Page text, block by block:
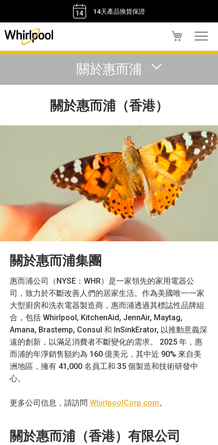
我的購物車
14天產品換貨保證
關於惠而浦
關於惠而浦（香港）
關於惠而浦集團
惠而浦公司（NYSE：WHR）是一家領先的家用電器公
司，致力於不斷改善人們的居家生活。作為美國唯一一家
大型廚房和洗衣電器製造商，惠而浦透過其標誌性品牌組
合，包括 Whirlpool, KitchenAid, JennAir, Maytag,
Amana, Brastemp, Consul 和 InSinkErator, 以推動意義深
遠的創新，以滿足消費者不斷變化的需求。 2025 年，惠
而浦的年淨銷售額約為 160 億美元，其中近 90% 來自美
洲地區，擁有 41,000 名員工和 35 個製造和技術研發中
心。
更多公司信息，請訪問 WhirlpoolCorp.com。
關於惠而浦（香港）有限公司